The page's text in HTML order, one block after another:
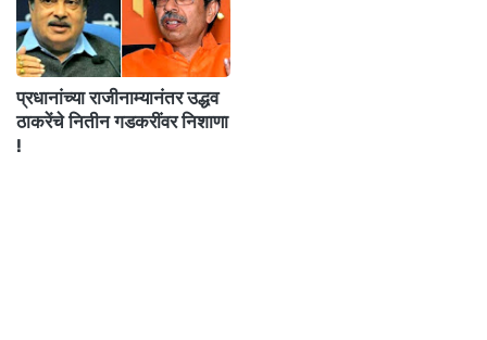
प्रधानांच्या राजीनाम्यानंतर उद्धव
ठाकरेंचे नितीन गडकरींवर निशाणा
!